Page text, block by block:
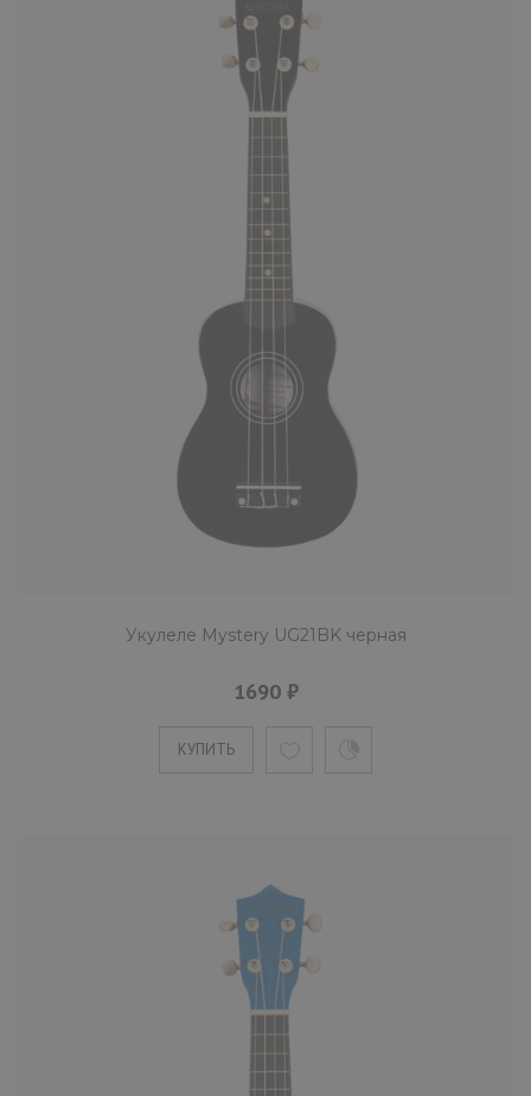
липы. Бридж инс..
КУПИТЬ
Укулеле Mystery UG21C кофейная
1690 ₽
Mystery UG21C сопрано-укулеле кофейного
цвета. На инструмент устанавливаются
нейлоновые струны, прич..
КУПИТЬ
1690 ₽
зеленого цвета. На инструмент
Укулеле Mystery UG21N светлое
дерево
1690 ₽
Укулеле Mystery UG21BK черная
1690 ₽
КУПИТЬ